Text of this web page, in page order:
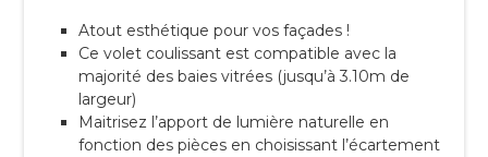
Atout esthétique pour vos façades !
Ce volet coulissant est compatible avec la
majorité des baies vitrées (jusqu’à 3.10m de
largeur)
Maitrisez l’apport de lumière naturelle en
fonction des pièces en choisissant l’écartement